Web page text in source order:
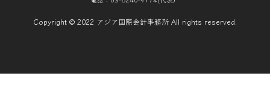
Copyright © 2022 アジア国際会計事務所 All rights reserved.